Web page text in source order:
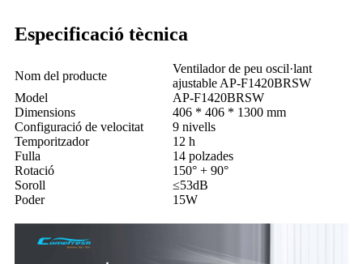
Especificació tècnica
Nom del producte
Ventilador de peu oscil·lant
ajustable AP-F1420BRSW
Model
AP-F1420BRSW
Dimensions
406 * 406 * 1300 mm
Configuració de velocitat
9 nivells
Temporitzador
12 h
Fulla
14 polzades
Rotació
150° + 90°
Soroll
≤53dB
Poder
15W